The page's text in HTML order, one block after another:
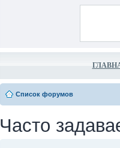
Список форумов
Часто